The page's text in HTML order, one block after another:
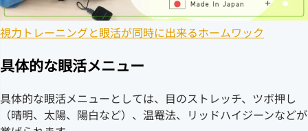
視力トレーニングと眼活が同時に出来るホームワック
具体的な眼活メニュー
具体的な眼活メニューとしては、目のストレッチ、ツボ押し
（晴明、太陽、陽白など）、温罨法、リッドハイジーンなどが